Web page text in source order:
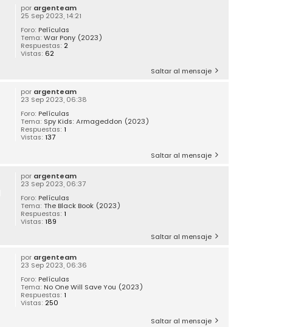
por argenteam
25 Sep 2023, 14:21
Foro: Películas
Tema:War Pony (2023)
Respuestas: 2
Vistas: 62
Saltar al mensaje
por argenteam
23 Sep 2023, 06:38
Foro: Películas
Tema: Spy Kids: Armageddon (2023)
Respuestas: 1
Vistas: 137
Saltar al mensaje
por argenteam
23 Sep 2023, 06:37
Foro: Películas
Tema: The Black Book (2023)
Respuestas: 1
Vistas: 189
Saltar al mensaje
por argenteam
23 Sep 2023, 06:36
Foro: Películas
Tema: No One Will Save You (2023)
Respuestas: 1
Vistas: 250
Saltar al mensaje